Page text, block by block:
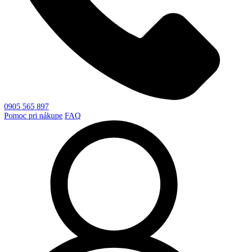
0905 565 897
Pomoc pri nákupe FAQ